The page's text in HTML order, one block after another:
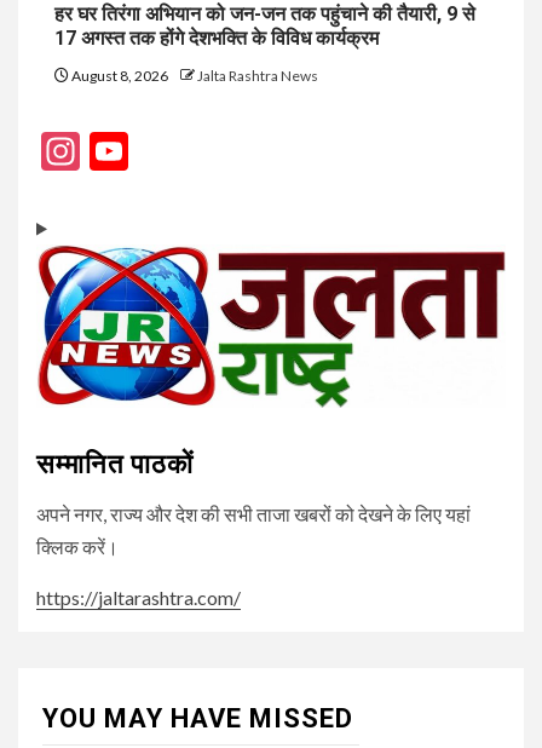
हर घर तिरंगा अभियान को जन-जन तक पहुंचाने की तैयारी, 9 से
17 अगस्त तक होंगे देशभक्ति के विविध कार्यक्रम
August 8, 2026 Jalta Rashtra News
Instagram
सम्मानित पाठकों
अपने नगर, राज्य और देश की सभी ताजा खबरों को देखने के लिए यहां
क्लिक करें।
https://jaltarashtra.com/
YOU MAY HAVE MISSED